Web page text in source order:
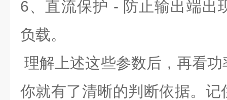
6、直流保护 - 防止输出端出
负载。
理解上述这些参数后，再看
你就有了清晰的判断依据。